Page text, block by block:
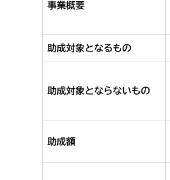
事業概要
助成対象となるもの
助成対象とならないもの
助成額